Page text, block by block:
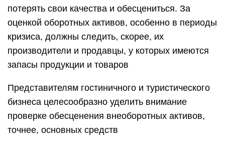
потерять свои качества и обесцениться. За
оценкой оборотных активов, особенно в периоды
кризиса, должны следить, скорее, их
производители и продавцы, у которых имеются
запасы продукции и товаров
Представителям гостиничного и туристического
бизнеса целесообразно уделить внимание
проверке обесценения внеоборотных активов,
точнее, основных средств